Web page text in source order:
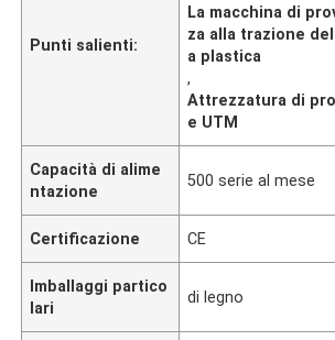
Punti salienti:
La macchina di
za alla trazione
a plastica
,
Attrezzatura di
e UTM
Capacità di alime
ntazione
500 serie al mese
Certificazione CE
Imballaggi partico
lari
di legno